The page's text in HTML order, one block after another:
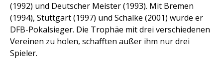
(1992) und Deutscher Meister (1993). Mit Bremen
(1994), Stuttgart (1997) und Schalke (2001) wurde er
DFB-Pokalsieger. Die Trophäe mit drei verschiedenen
Vereinen zu holen, schafften außer ihm nur drei
Spieler.